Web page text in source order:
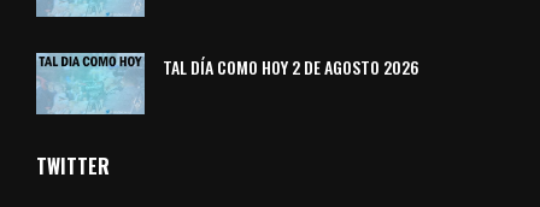
TAL DÍA COMO HOY 2 DE AGOSTO 2026
TWITTER